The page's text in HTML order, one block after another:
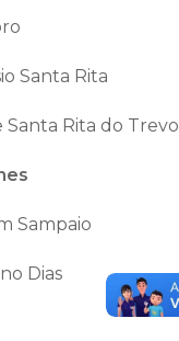
Santa Rita
Santa Rita do Trevo
Sampaio
Dias